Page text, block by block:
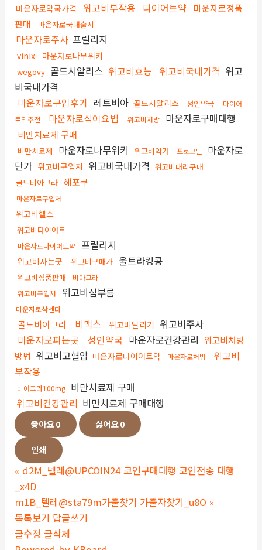
마운자로약국가격 위고비부작용 다이어트약
마운자로정품
판매
마운자로국내출시
마운자로주사 프릴리지
vinix 마운자로나무위키
wegovy 골드시알리스 위고비효능 위고비국내가격 위고
비국내가격
마운자로구입후기 레트비아 골드시알리스 성인약국
다이어
트약추천
마운자로식이요법 위고비처방 마운자로구매대행
비만치료제 구매
비만치료제 마운자로나무위키 위고비약가 프로코밀
마운자로
단가 위고비구입처 위고비국내가격 위고비대리구매
골드비아그라 해포쿠
마운자로구입처
위고비헬스
위고비다이어트
마운자로다이어트약 프릴리지
위고비사는곳 위고비구매가 울트라킹콩
위고비정품판매
비아그라
위고비구입처
위고비심부름
마운자로삭센다
골드비아그라 비맥스 위고비달리기 위고비주사
마운자로파는곳
성인약국 마운자로건강관리 위고비처방
방법 위고비고혈압 마운자로다이어트약 마운자로처방
위고비
부작용
비아그라100mg 비만치료제 구매
위고비건강관리 비만치료제 구매대행
좋아요0 싫어요0
인쇄
« d2M_텔레@UPCOIN24 코인구매대행 코인전송 대행
_x4D
m1B_텔레@sta79m가출찾기 가출자찾기_u8O »
목록보기 답글쓰기
글수정 글삭제